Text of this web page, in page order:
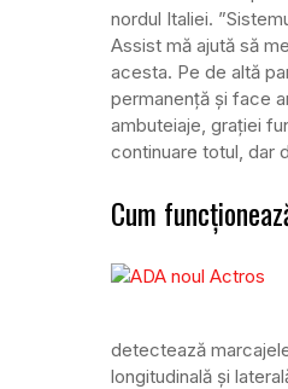
nordul Italiei.
Assist mă ajută să
acesta. Pe de altă
permanență și face
ambuteiaje, grației
continuare totul, dar
Cum
detectează
longitudinală și